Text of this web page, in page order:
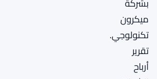
ميكرون
تكنولوجي.
تقرير
أرباح